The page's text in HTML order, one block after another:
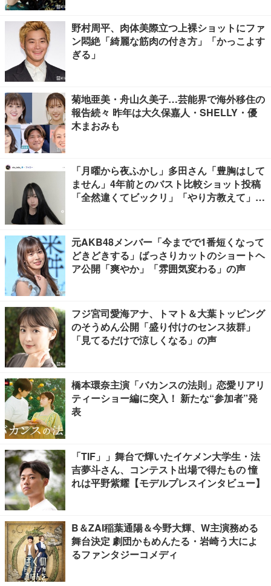
野村周平、肉体美際立つ上裸ショットにファ
ン悶絶「綺麗な筋肉の付き方」「かっこよす
ぎる」
菊地亜美・舟山久美子…芸能界で海外移住の
報告続々 昨年は大久保嘉人・SHELLY・優
木まおみも
「月曜から夜ふかし」多田さん「豊胸はして
ません」4年前とのバスト比較ショット投稿
「全然違くてビックリ」「やり方教えて」の
元AKB48メンバー「今までで1番短くなって
どきどきする」ばっさりカットのショートヘ
ア公開「爽やか」「雰囲気変わる」の声
フジ宮司愛海アナ、トマト＆大葉トッピング
のそうめん公開「盛り付けのセンス抜群」
「見てるだけで涼しくなる」の声
橋本環奈主演「バカンスの法則」恋愛リアリ
ティーショー編に突入！ 新たな“参加者”発
表
「TIF」」舞台で輝いたイケメン大学生・法
吉夢斗さん、コンテスト出場で得たもの 憧
れは平野紫耀【モデルプレスインタビュー】
B＆ZAI稲葉通陽＆今野大輝、W主演務める
舞台決定 劇団かもめんたる・岩崎う大によ
るファンタジーコメディ